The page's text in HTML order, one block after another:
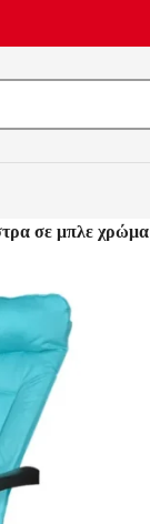
σε μπλε χρώμα